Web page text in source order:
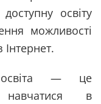
освіту
можливості
освіта — це
навчатися в